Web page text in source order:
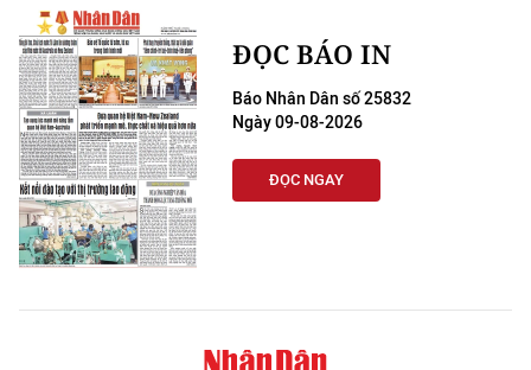
ĐỌC BÁO IN
Báo Nhân Dân số 25832
Ngày 09-08-2026
ĐỌC NGAY